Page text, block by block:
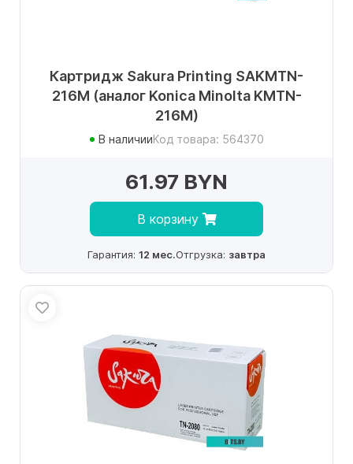
Картридж Sakura Printing SAKMTN-
216M (аналог Konica Minolta KMTN-
216M)
В наличииКод товара: 564370
61.97 BYN
В корзину
Гарантия: 12 мес.Отгрузка: завтра